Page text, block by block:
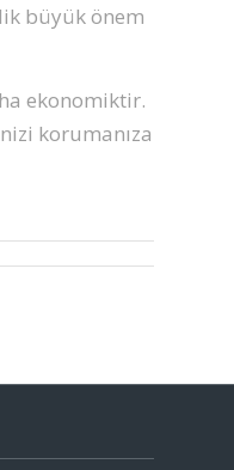
büyük önem
ekonomiktir.
korumanıza